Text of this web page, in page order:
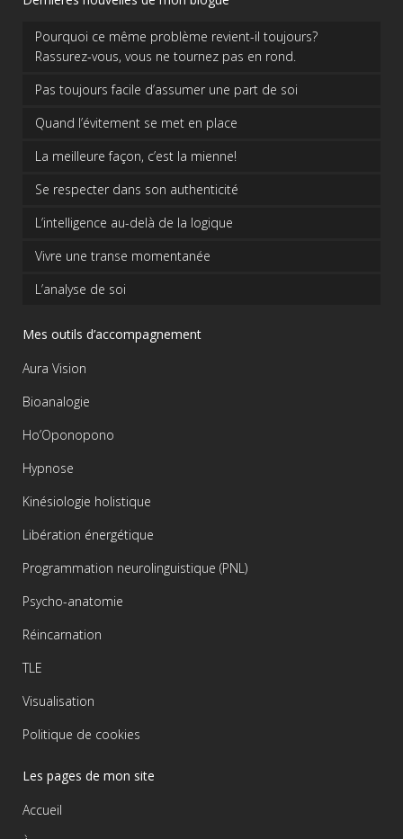
Pourquoi ce même problème revient-il toujours?
Rassurez-vous, vous ne tournez pas en rond.
Pas toujours facile d’assumer une part de soi
Quand l’évitement se met en place
La meilleure façon, c’est la mienne!
Se respecter dans son authenticité
L’intelligence au-delà de la logique
Vivre une transe momentanée
L’analyse de soi
Mes outils d’accompagnement
Aura Vision
Bioanalogie
Ho’Oponopono
Hypnose
Kinésiologie holistique
Libération énergétique
Programmation neurolinguistique (PNL)
Psycho-anatomie
Réincarnation
TLE
Visualisation
Politique de cookies
Les pages de mon site
Accueil